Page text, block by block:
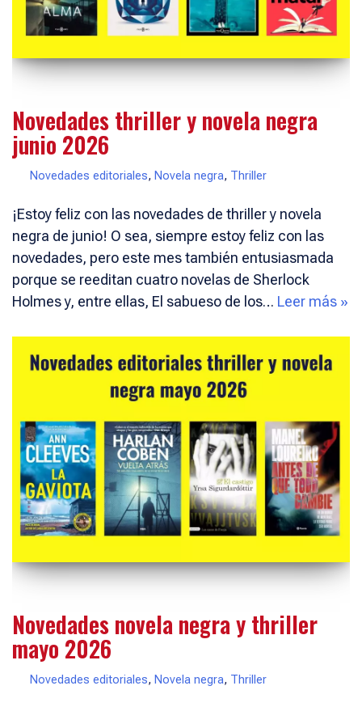
Novedades thriller y novela negra
junio 2026
Novedades editoriales, Novela negra, Thriller
¡Estoy feliz con las novedades de thriller y novela
negra de junio! O sea, siempre estoy feliz con las
novedades, pero este mes también entusiasmada
porque se reeditan cuatro novelas de Sherlock
Holmes y, entre ellas, El sabueso de los… Leer más »
Novedades novela negra y thriller
mayo 2026
Novedades editoriales, Novela negra, Thriller